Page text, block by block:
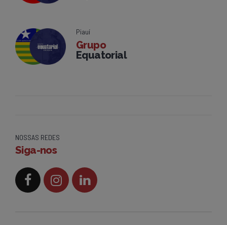
Piauí
Grupo
Equatorial
NOSSAS REDES
Siga-nos